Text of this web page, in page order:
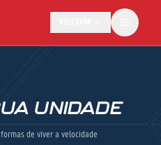
UNIDADE
de viver a velocidade